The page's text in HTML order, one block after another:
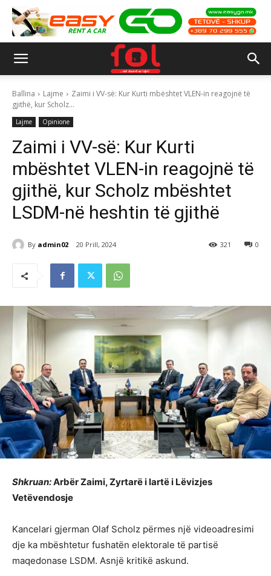
Ballina Lajme
Zaimi i VV-së: Kur Kurti mbështet VLEN-in reagojnë të
gjithë, kur Scholz...
Lajme Opinione
Zaimi i VV-së: Kur Kurti
mbështet VLEN-in reagojnë të
gjithë, kur Scholz mbështet
LSDM-në heshtin të gjithë
By admin02 20 Prill, 2024 0
321
Shkruan:Arbër Zaimi, Zyrtarë i lartë i Lëvizjes
Vetëvendosje
Kancelari gjerman Olaf Scholz përmes një videoadresimi
dje ka mbështetur fushatën elektorale të partisë
maqedonase LSDM. Asnjë kritikë askund.